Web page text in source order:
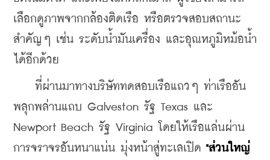
เลือกดูภาพจากกล้องติดเรือ หรือตรวจสอบสถานะ
สำคัญๆ เช่น ระดับน้ำมันเครื่อง และอุณหภูมิหม้อน้ำ
ได้อีกด้วย
ที่ผ่านมาทางบริษัททดสอบเรือแถวๆ ท่าเรืออัน
พลุกพล่านแถบ Galveston รัฐ Texas และ
Newport Beach รัฐ Virginia โดยให้เรือแล่นผ่าน
การจราจรอันหนาแน่น มุ่งหน้าสู่ทะเลเปิด "ส่วนใหญ่